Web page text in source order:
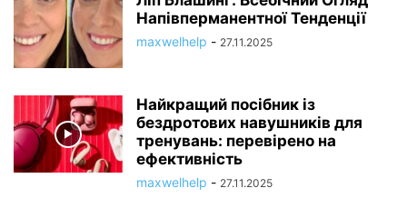
Напівперманентної Тенденції
maxwelhelp - 27.11.2025
Найкращий посібник із
бездротових навушників для
тренувань: перевірено на
ефективність
maxwelhelp - 27.11.2025